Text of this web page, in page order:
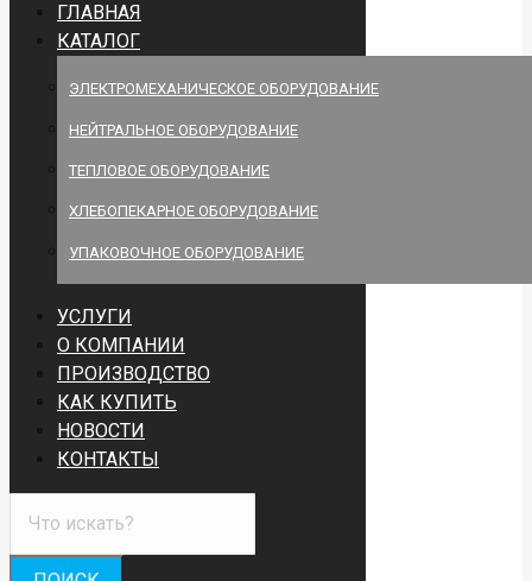
ГЛАВНАЯ
КАТАЛОГ
ЭЛЕКТРОМЕХАНИЧЕСКОЕ ОБОРУДОВАНИЕ
НЕЙТРАЛЬНОЕ ОБОРУДОВАНИЕ
ТЕПЛОВОЕ ОБОРУДОВАНИЕ
ХЛЕБОПЕКАРНОЕ ОБОРУДОВАНИЕ
УПАКОВОЧНОЕ ОБОРУДОВАНИЕ
УСЛУГИ
О КОМПАНИИ
ПРОИЗВОДСТВО
КАК КУПИТЬ
НОВОСТИ
КОНТАКТЫ